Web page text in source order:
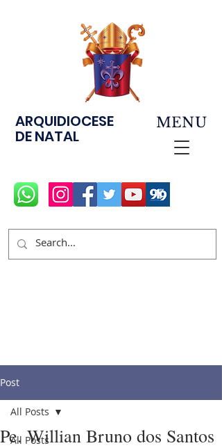
ARQUIDIOCESE
DE NATAL
MENU
Post
All Posts
All Posts
Pe. Willian Bruno dos Santos